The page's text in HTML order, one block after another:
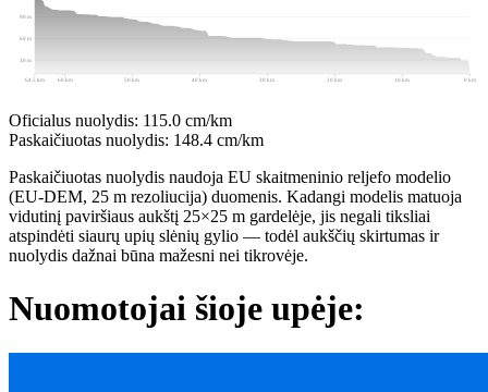
30 m
60 m
90 m
0 km
10 km
20 km
30 km
40 km
50 km
60 km
64.5 km
Oficialus nuolydis: 115.0 cm/km
Paskaičiuotas nuolydis: 148.4 cm/km
Paskaičiuotas nuolydis naudoja EU skaitmeninio reljefo modelio
(EU-DEM, 25 m rezoliucija) duomenis. Kadangi modelis matuoja
vidutinį paviršiaus aukštį 25×25 m gardelėje, jis negali tiksliai
atspindėti siaurų upių slėnių gylio — todėl aukščių skirtumas ir
nuolydis dažnai būna mažesni nei tikrovėje.
Nuomotojai šioje upėje: